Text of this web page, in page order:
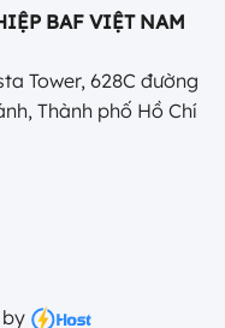
BAF VIỆT NAM
Tower, 628C đường
Thành phố Hồ Chí